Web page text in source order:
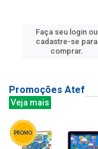
Faça seu login ou
cadastre-se para
comprar.
Promoções Atef
Veja mais